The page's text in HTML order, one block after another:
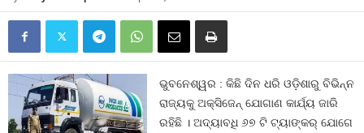
ଭୁବନେଶ୍ୱର : କିଛି ଦିନ ଧରି ଓଡ଼ିଶାରୁ ବିଭିନ୍ନ
ରାଜ୍ୟକୁ ଅକ୍ସିଜେନ୍ ଯୋଗାଣ କାର୍ଯ୍ୟ ଜାରି
ରହିଛି । ଅଦ୍ୟାବଧି ୬୭ ଟି ଟ୍ୟାଙ୍କର୍ ଯୋଗେ